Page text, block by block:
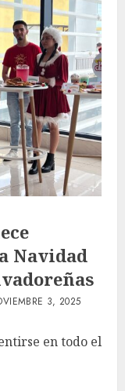
Navidad
3, 2025
en todo el